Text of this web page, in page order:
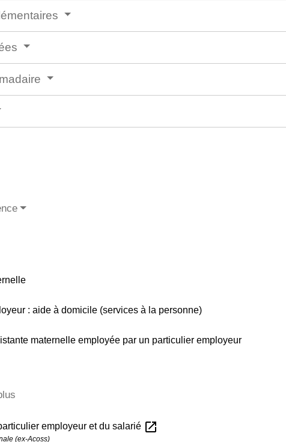
: aide à domicile (services à la personne)
maternelle employée par un particulier employeur
employeur et du salarié open_in_new
(ex-Acoss)